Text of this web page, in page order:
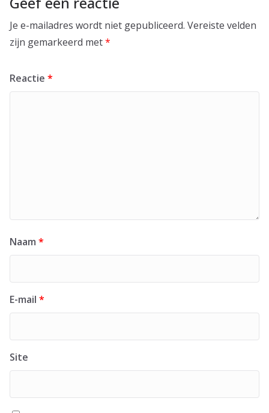
Je e-mailadres wordt niet gepubliceerd. Vereiste velden
zijn gemarkeerd met*
Reactie *
Naam *
E-mail *
Site